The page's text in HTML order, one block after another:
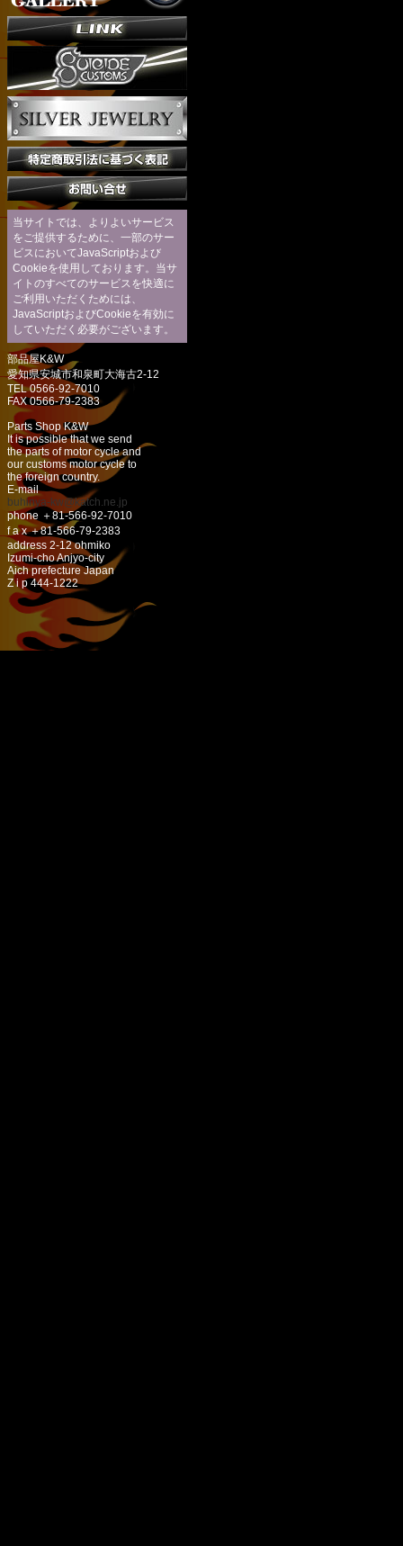
当サイトでは、よりよいサービス
をご提供するために、一部のサー
ビスにおいてJavaScriptおよび
Cookieを使用しております。当サ
イトのすべてのサービスを快適に
ご利用いただくためには、
JavaScriptおよびCookieを有効に
していただく必要がございます。
部品屋K&W
愛知県安城市和泉町大海古2-12
TEL 0566-92-7010
FAX 0566-79-2383
Parts Shop K&W
It is possible that we send
the parts of motor cycle and
our customs motor cycle to
the foreign country.
E-mail
buhinya-kw@katch.ne.jp
phone ＋81-566-92-7010
f a x ＋81-566-79-2383
address 2-12 ohmiko
Izumi-cho Anjyo-city
Aich prefecture Japan
Z i p 444-1222